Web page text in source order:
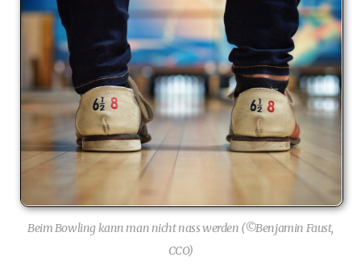
Beim Bowling kann man nicht nass werden (©Benjamin Faust,
CCO)